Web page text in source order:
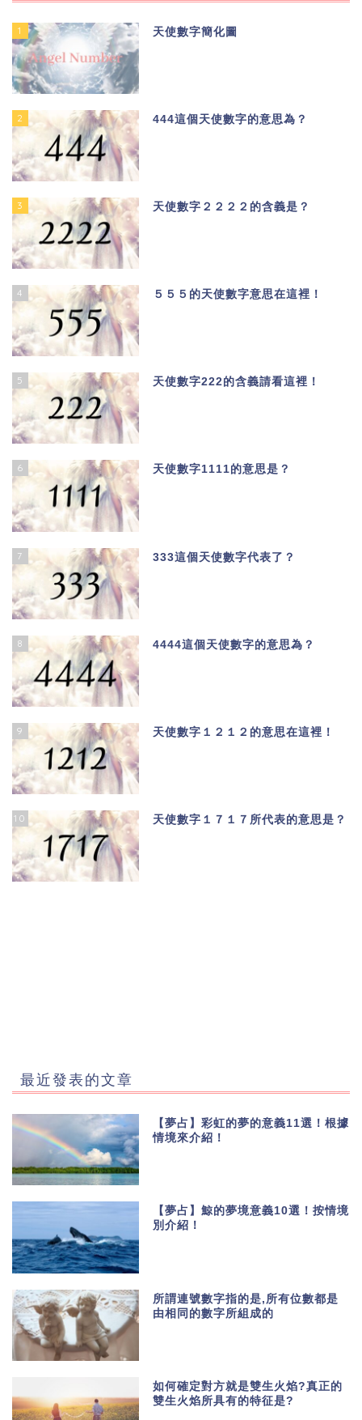
1 天使數字簡化圖
2 444這個天使數字的意思為？
3 天使數字２２２２的含義是？
4 ５５５的天使數字意思在這裡！
5 天使數字222的含義請看這裡！
6 天使數字1111的意思是？
7 333這個天使數字代表了？
8 4444這個天使數字的意思為？
9 天使數字１２１２的意思在這裡！
10 天使數字１７１７所代表的意思是？
最近發表的文章
【夢占】彩虹的夢的意義11選！根據
情境來介紹！
【夢占】鯨的夢境意義10選！按情境
別介紹！
所謂連號數字指的是,所有位數都是
由相同的數字所組成的
如何確定對方就是雙生火焰?真正的
雙生火焰所具有的特征是?